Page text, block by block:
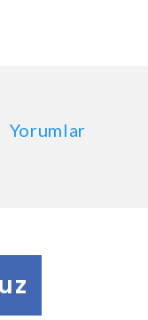
Yorumlar